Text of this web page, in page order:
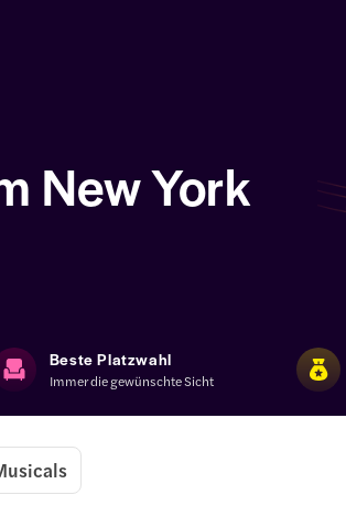
New York
Beste Platzwahl
Immer die gewünschte Sicht